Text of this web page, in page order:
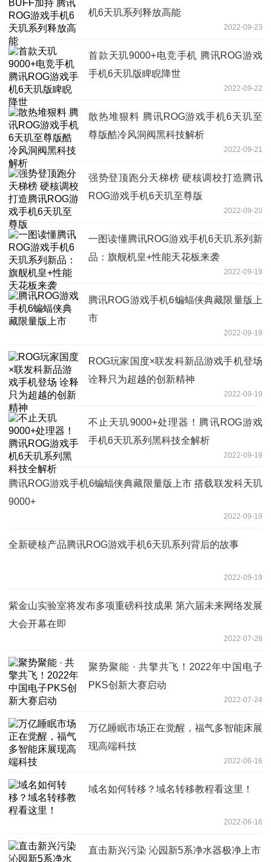
机6天玑系列释放高能
2022-09-23
首款天玑9000+电竞手机 腾讯ROG游戏
手机6天玑版睥睨降世
2022-09-22
散热堆狠料 腾讯ROG游戏手机6天玑至
尊版酷冷风洞阀黑科技解析
2022-09-21
强势登顶跑分天梯榜 硬核调校打造腾讯
ROG游戏手机6天玑至尊版
2022-09-20
一图读懂腾讯ROG游戏手机6天玑系列新
品：旗舰机皇+性能天花板来袭
2022-09-19
腾讯ROG游戏手机6蝙蝠侠典藏限量版上
市
2022-09-19
ROG玩家国度×联发科新品游戏手机登场
诠释只为超越的创新精神
2022-09-19
不止天玑9000+处理器！腾讯ROG游戏
手机6天玑系列黑科技全解析
2022-09-19
腾讯ROG游戏手机6蝙蝠侠典藏限量版上市 搭载联发科天玑
9000+
2022-09-19
全新硬核产品腾讯ROG游戏手机6天玑系列背后的故事
2022-09-19
紫金山实验室将发布多项重磅科技成果 第六届未来网络发展
大会开幕在即
2022-07-28
聚势聚能 · 共擎共飞！2022年中国电子
PKS创新大赛启动
2022-07-24
万亿睡眠市场正在觉醒，福气多智能床展
现高端科技
2022-06-16
域名如何转移？域名转移教程看这里！
2022-06-16
直击新兴污染 沁园新5系净水器极净上市